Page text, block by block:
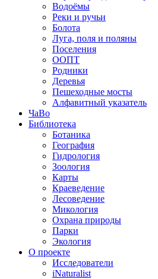
Водоёмы
Реки и ручьи
Болота
Луга, поля и поляны
Поселения
ООПТ
Родники
Деревья
Пешеходные мосты
Алфавитный указатель
ЧаВо
Библиотека
Ботаника
География
Гидрология
Зоология
Карты
Краеведение
Лесоведение
Микология
Охрана природы
Парки
Экология
О проекте
Исследователи
iNaturalist